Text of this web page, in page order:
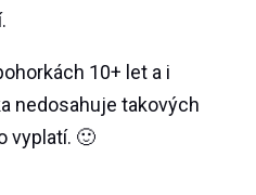
10+ let a i
nedosahuje takových
vyplatí. 🙂